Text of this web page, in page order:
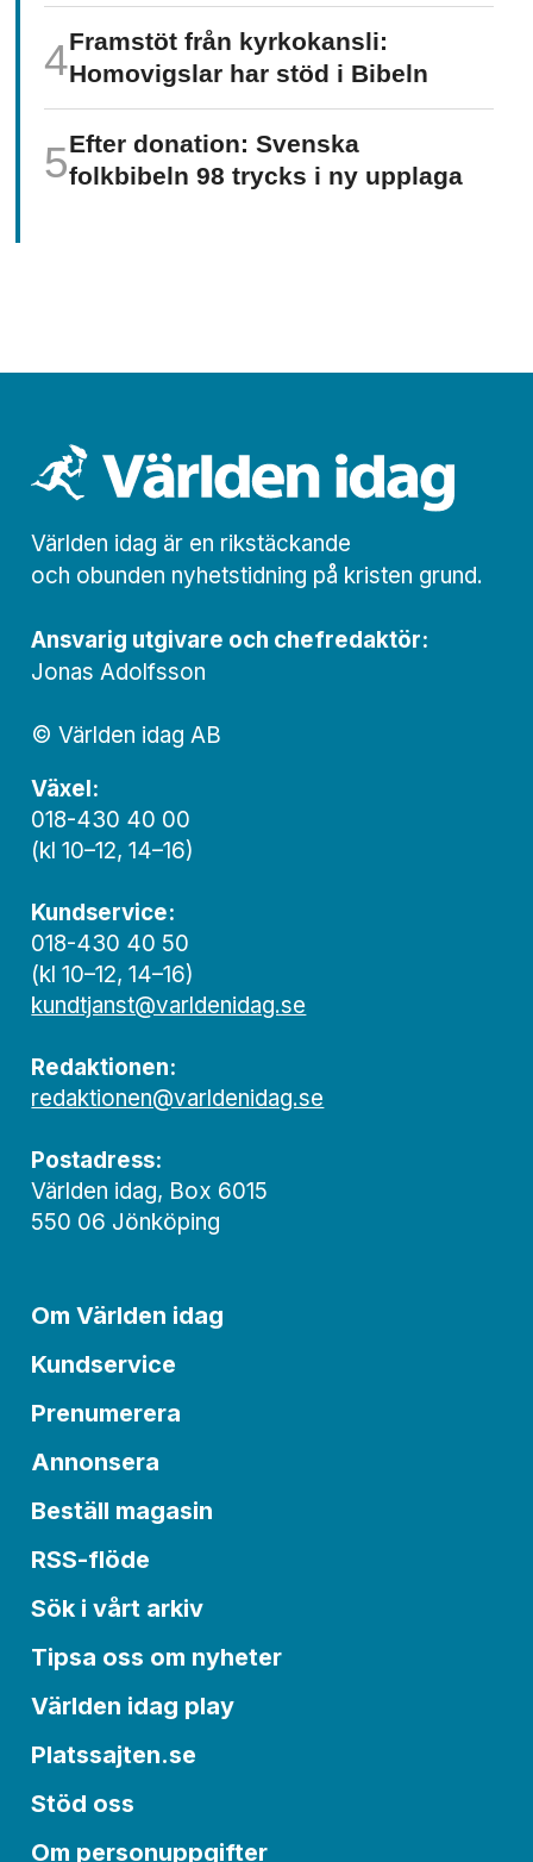
Framstöt från kyrkokansli:
Homo­vigslar har stöd i Bibeln
Efter donation: Svenska
folkbibeln 98 trycks i ny upplaga
Världen idag är en rikstäckande
och obunden nyhets­­­tidning på kristen grund.
Ansvarig utgivare och chef­redaktör:
Jonas Adolfsson
© Världen idag AB
Växel:
018-430 40 00
(kl 10–12, 14–16)
Kundservice:
018-430 40 50
(kl 10–12, 14–16)
kundtjanst@varldenidag.se
Redaktionen:
redaktionen@varldenidag.se
Postadress:
Världen idag, Box 6015
550 06 Jönköping
Om Världen idag
Kundservice
Prenumerera
Annonsera
Beställ magasin
RSS-flöde
Sök i vårt arkiv
Tipsa oss om nyheter
Världen idag play
Platssajten.se
Stöd oss
Om personuppgifter